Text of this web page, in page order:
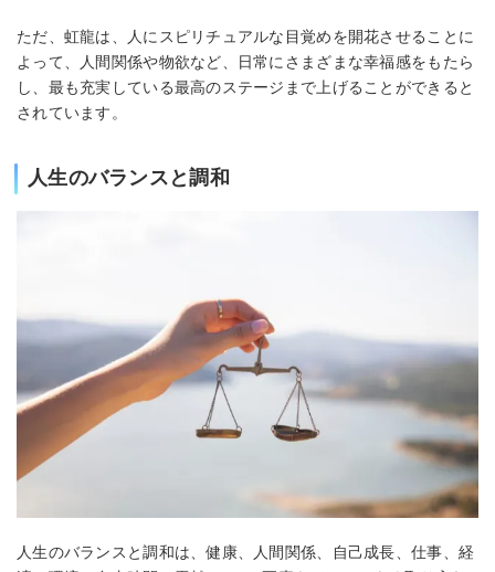
ただ、虹龍は、人にスピリチュアルな目覚めを開花させることに
よって、人間関係や物欲など、日常にさまざまな幸福感をもたら
し、最も充実している最高のステージまで上げることができると
されています。
人生のバランスと調和
人生のバランスと調和は、健康、人間関係、自己成長、仕事、経